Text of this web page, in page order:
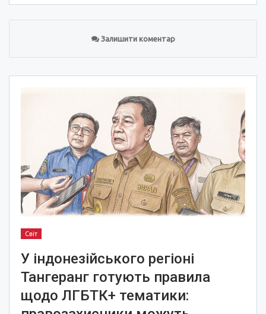
Залишити коментар
Світ
У індонезійського регіоні
Тангеранг готують правила
щодо ЛГБТК+ тематики: